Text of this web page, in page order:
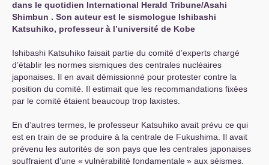
dans le quotidien International Herald Tribune/Asahi
Shimbun . Son auteur est le sismologue Ishibashi
Katsuhiko, professeur à l’université de Kobe
Ishibashi Katsuhiko faisait partie du comité d’experts chargé
d’établir les normes sismiques des centrales nucléaires
japonaises. Il en avait démissionné pour protester contre la
position du comité. Il estimait que les recommandations fixées
par le comité étaient beaucoup trop laxistes.
En d’autres termes, le professeur Katsuhiko avait prévu ce qui
est en train de se produire à la centrale de Fukushima. Il avait
prévenu les autorités de son pays que les centrales japonaises
souffraient d’une « vulnérabilité fondamentale» aux séismes.